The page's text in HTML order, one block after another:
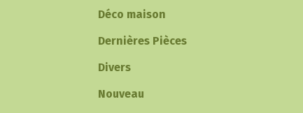
Déco maison
Dernières Pièces
Divers
Nouveau